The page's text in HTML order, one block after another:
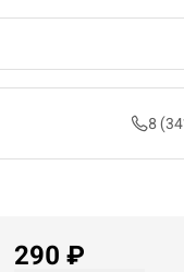
8
290 ₽